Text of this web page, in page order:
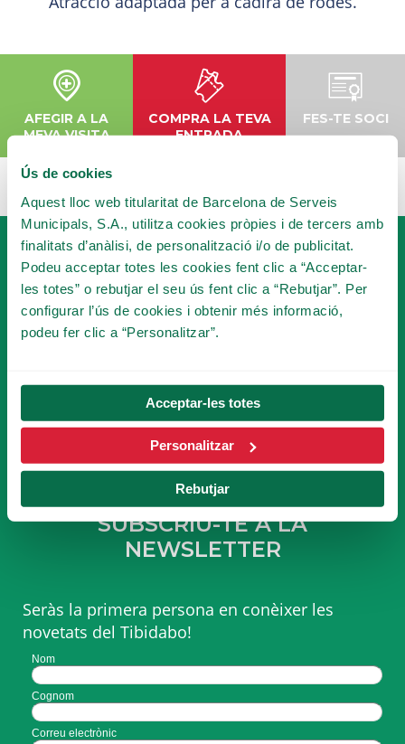
Ús de cookies
Aquest lloc web titularitat de Barcelona de Serveis
Municipals, S.A., utilitza cookies pròpies i de tercers amb
finalitats d’anàlisi, de personalització i/o de publicitat.
Podeu acceptar totes les cookies fent clic a “Acceptar-
les totes” o rebutjar el seu ús fent clic a “Rebutjar”. Per
configurar l’ús de cookies i obtenir més informació,
podeu fer clic a “Personalitzar”.
Acceptar-les totes
Personalitzar
Rebutjar
AFEGIR A LA
MEVA VISITA
COMPRA LA TEVA
ENTRADA
FES-TE SOCI
DEL TIBICLUB!
FES-TE SOCI
SUBSCRIU-TE A LA
NEWSLETTER
Seràs la primera persona en conèixer les
novetats del Tibidabo!